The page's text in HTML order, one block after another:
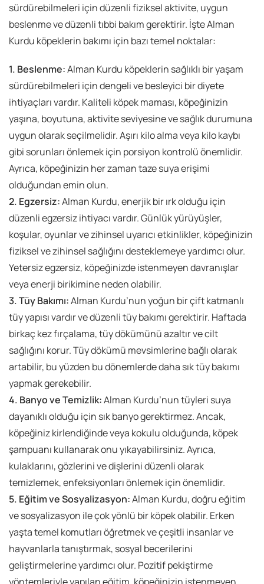
sürdürebilmeleri için düzenli fiziksel aktivite, uygun
beslenme ve düzenli tıbbi bakım gerektirir. İşte Alman
Kurdu köpeklerin bakımı için bazı temel noktalar:
1. Beslenme:Alman Kurdu köpeklerin sağlıklı bir yaşam
sürdürebilmeleri için dengeli ve besleyici bir diyete
ihtiyaçları vardır. Kaliteli köpek maması, köpeğinizin
yaşına, boyutuna, aktivite seviyesine ve sağlık durumuna
uygun olarak seçilmelidir. Aşırı kilo alma veya kilo kaybı
gibi sorunları önlemek için porsiyon kontrolü önemlidir.
Ayrıca, köpeğinizin her zaman taze suya erişimi
olduğundan emin olun.
2. Egzersiz:Alman Kurdu, enerjik bir ırk olduğu için
düzenli egzersiz ihtiyacı vardır. Günlük yürüyüşler,
koşular, oyunlar ve zihinsel uyarıcı etkinlikler, köpeğinizin
fiziksel ve zihinsel sağlığını desteklemeye yardımcı olur.
Yetersiz egzersiz, köpeğinizde istenmeyen davranışlar
veya enerji birikimine neden olabilir.
3. Tüy Bakımı:Alman Kurdu’nun yoğun bir çift katmanlı
tüy yapısı vardır ve düzenli tüy bakımı gerektirir. Haftada
birkaç kez fırçalama, tüy dökümünü azaltır ve cilt
sağlığını korur. Tüy dökümü mevsimlerine bağlı olarak
artabilir, bu yüzden bu dönemlerde daha sık tüy bakımı
yapmak gerekebilir.
4. Banyo ve Temizlik:Alman Kurdu’nun tüyleri suya
dayanıklı olduğu için sık banyo gerektirmez. Ancak,
köpeğiniz kirlendiğinde veya kokulu olduğunda, köpek
şampuanı kullanarak onu yıkayabilirsiniz. Ayrıca,
kulaklarını, gözlerini ve dişlerini düzenli olarak
temizlemek, enfeksiyonları önlemek için önemlidir.
5. Eğitim ve Sosyalizasyon:Alman Kurdu, doğru eğitim
ve sosyalizasyon ile çok yönlü bir köpek olabilir. Erken
yaşta temel komutları öğretmek ve çeşitli insanlar ve
hayvanlarla tanıştırmak, sosyal becerilerini
geliştirmelerine yardımcı olur. Pozitif pekiştirme